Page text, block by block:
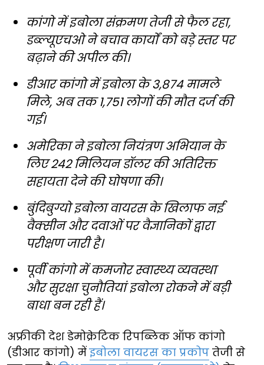
कांगो में इबोला संक्रमण तेजी से फैल रहा,
डब्ल्यूएचओ ने बचाव कार्यों को बड़े स्तर पर
बढ़ाने की अपील की।
डीआर कांगो में इबोला के 3,874 मामले
मिले, अब तक 1,751 लोगों की मौत दर्ज की
गई।
अमेरिका ने इबोला नियंत्रण अभियान के
लिए 242 मिलियन डॉलर की अतिरिक्त
सहायता देने की घोषणा की।
बुंदिबुग्यो इबोला वायरस के खिलाफ नई
वैक्सीन और दवाओं पर वैज्ञानिकों द्वारा
परीक्षण जारी है।
पूर्वी कांगो में कमजोर स्वास्थ्य व्यवस्था
और सुरक्षा चुनौतियां इबोला रोकने में बड़ी
बाधा बन रही हैं।
अफ्रीकी देश डेमोक्रेटिक रिपब्लिक ऑफ कांगो
(डीआर कांगो) मेंइबोला वायरस का प्रकोप तेजी से